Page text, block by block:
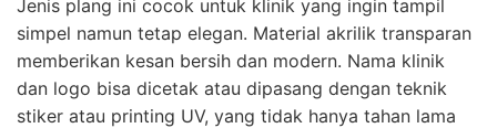
Jenis plang ini cocok untuk klinik yang ingin tampil
simpel namun tetap elegan. Material akrilik transparan
memberikan kesan bersih dan modern. Nama klinik
dan logo bisa dicetak atau dipasang dengan teknik
stiker atau printing UV, yang tidak hanya tahan lama